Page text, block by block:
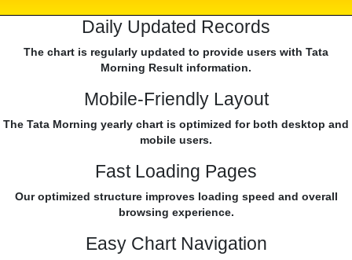
Daily Updated Records
The chart is regularly updated to provide users with Tata
Morning Result information.
Mobile-Friendly Layout
The Tata Morning yearly chart is optimized for both desktop and
mobile users.
Fast Loading Pages
Our optimized structure improves loading speed and overall
browsing experience.
Easy Chart Navigation